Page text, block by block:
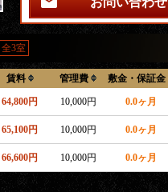
全3室
賃料 管理費 敷金・保証金
64,800円 10,000円 0.0ヶ月
65,100円 10,000円 0.0ヶ月
66,600円 10,000円 0.0ヶ月